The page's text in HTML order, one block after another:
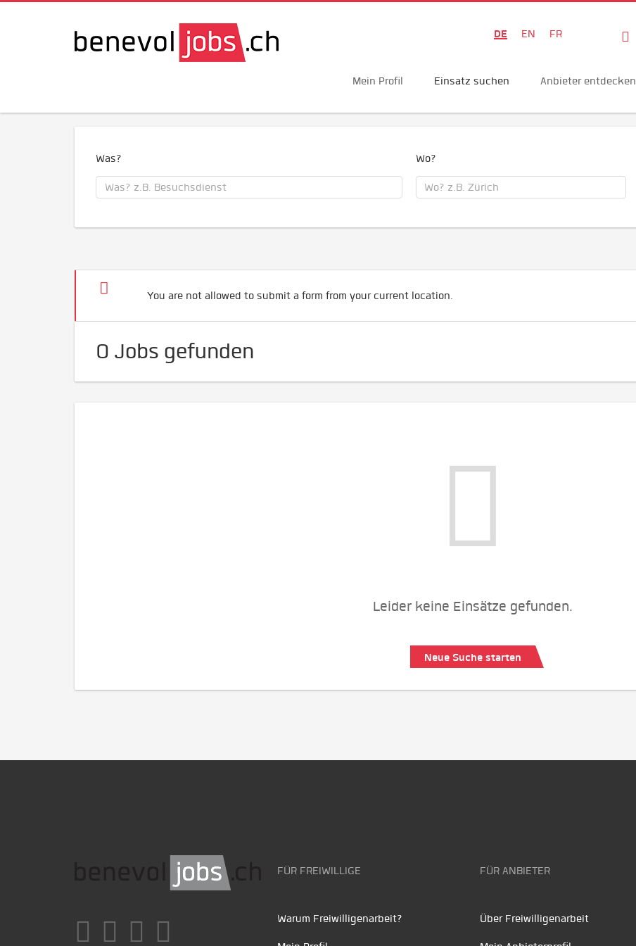
DE EN FR
Mein Profil Einsatz suchen Anbieter entdecken
Was? Wo?
You are not allowed to submit a form from your current location.
0 Jobs gefunden
Leider keine Einsätze gefunden.
Neue Suche starten
FÜR FREIWILLIGE
Warum Freiwilligenarbeit?
FÜR ANBIETER
Über Freiwilligenarbeit